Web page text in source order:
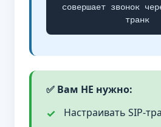
совершает звонок
транк
✅ Вам НЕ нужно:
Настраивать SIP-